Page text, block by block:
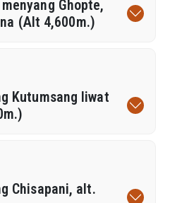
Ghopte,
(Alt 4,600m.)
Kutumsang liwat
Chisapani, alt.